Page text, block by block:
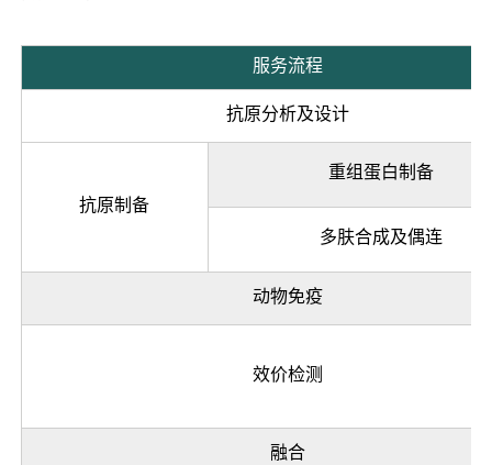
服务流程
抗原分析及设计
抗原制备
重组蛋白制备
多肤合成及偶连
动物免疫
效价检测
融合